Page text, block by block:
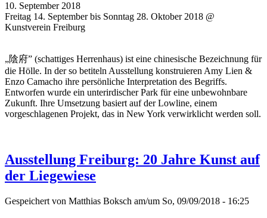
10. September 2018
Freitag 14. September bis Sonntag 28. Oktober 2018 @
Kunstverein Freiburg
„陰府” (schattiges Herrenhaus) ist eine chinesische Bezeichnung für
die Hölle. In der so betiteln Ausstellung konstruieren Amy Lien &
Enzo Camacho ihre persönliche Interpretation des Begriffs.
Entworfen wurde ein unterirdischer Park für eine unbewohnbare
Zukunft. Ihre Umsetzung basiert auf der Lowline, einem
vorgeschlagenen Projekt, das in New York verwirklicht werden soll.
Ausstellung Freiburg: 20 Jahre Kunst auf
der Liegewiese
Gespeichert von Matthias Boksch am/um So, 09/09/2018 - 16:25